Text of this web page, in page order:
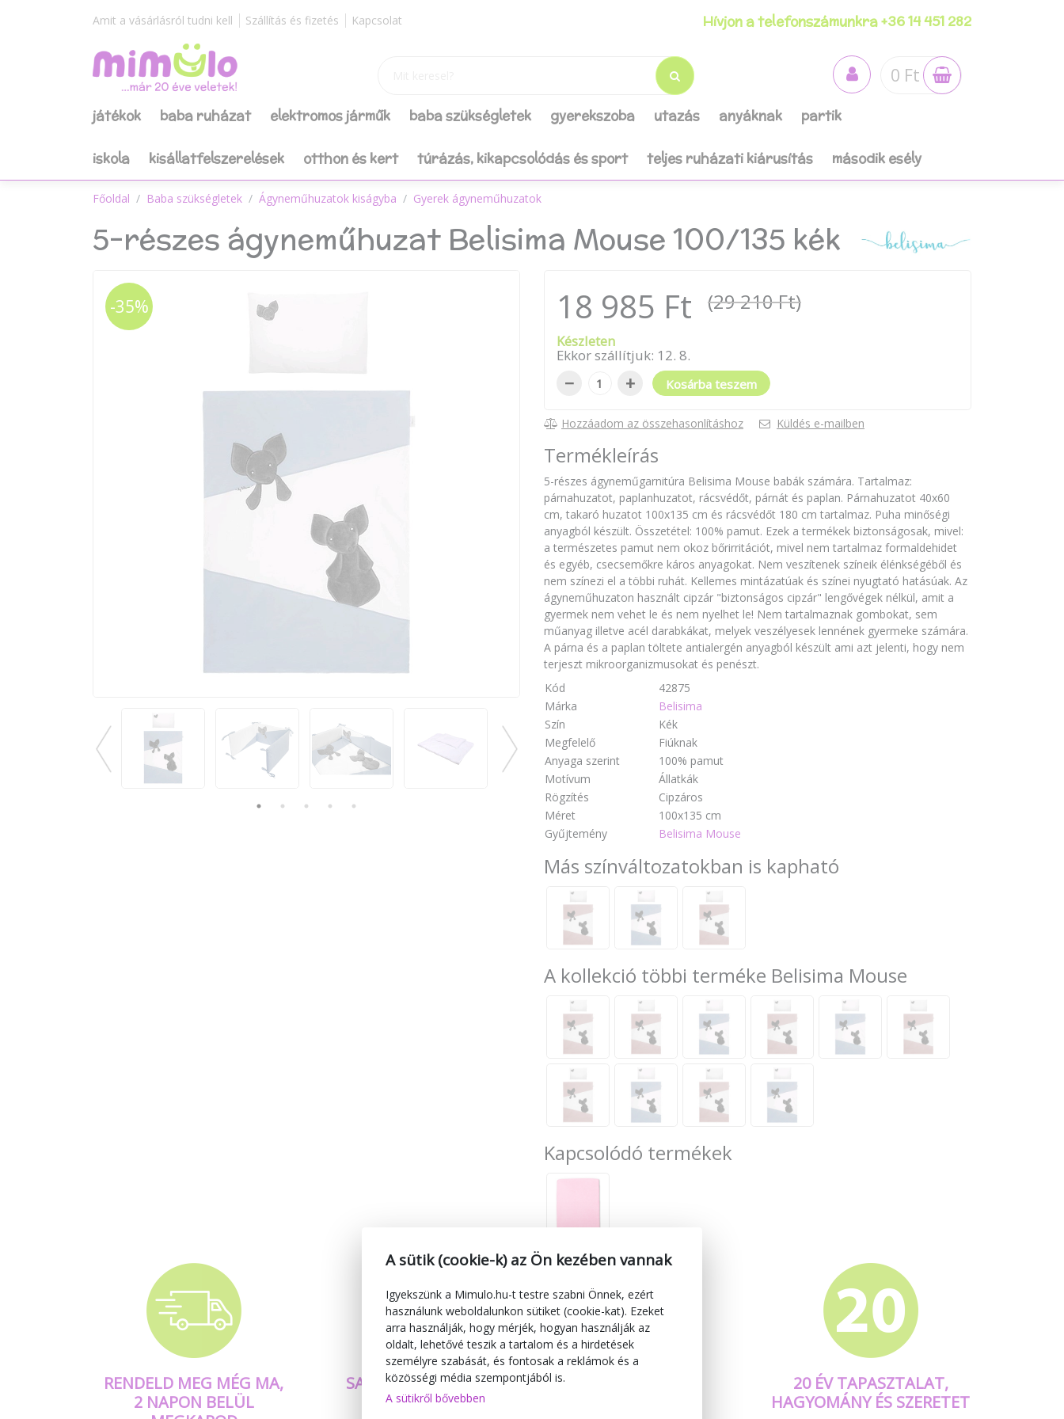
Amit a vásárlásról tudni kell Szállítás és fizetés Kapcsolat Hívjon a telefonszámunkra +36 14 451 282
0 Ft
játékok baba ruházat elektromos járműk baba szükségletek gyerekszoba utazás anyáknak partik
iskola kisállatfelszerelések otthon és kert túrázás, kikapcsolódás és sport teljes ruházati kiárusítás második esély
Főoldal Baba szükségletek Ágyneműhuzatok kiságyba Gyerek ágyneműhuzatok
5-részes ágyneműhuzat Belisima Mouse 100/135 kék
-35% 18 985 Ft (29 210 Ft)
Készleten
Ekkor szállítjuk: 12. 8.
− + Kosárba teszem
Hozzáadom az összehasonlításhoz Küldés e-mailben
Termékleírás
5-részes ágyneműgarnitúra Belisima Mouse babák számára. Tartalmaz:
párnahuzatot, paplanhuzatot, rácsvédőt, párnát és paplan. Párnahuzatot 40x60
cm, takaró huzatot 100x135 cm és rácsvédőt 180 cm tartalmaz. Puha minőségi
anyagból készült. Összetétel: 100% pamut. Ezek a termékek biztonságosak, mivel:
a természetes pamut nem okoz bőrirritációt, mivel nem tartalmaz formaldehidet
és egyéb, csecsemőkre káros anyagokat. Nem veszítenek színeik élénkségéből és
nem színezi el a többi ruhát. Kellemes mintázatúak és színei nyugtató hatásúak. Az
ágyneműhuzaton használt cipzár "biztonságos cipzár" lengővégek nélkül, amit a
gyermek nem vehet le és nem nyelhet le! Nem tartalmaznak gombokat, sem
műanyag illetve acél darabkákat, melyek veszélyesek lennének gyermeke számára.
A párna és a paplan töltete antialergén anyagból készült ami azt jelenti, hogy nem
terjeszt mikroorganizmusokat és penészt.
Kód
42875
Márka
Belisima
Szín
Kék
Megfelelő
Fiúknak
Anyaga szerint
100% pamut
Motívum
Állatkák
Rögzítés
Cipzáros
Méret
100x135 cm
Gyűjtemény
Belisima Mouse
Más színváltozatokban is kapható
A kollekció többi terméke Belisima Mouse
Kapcsolódó termékek
RENDELD MEG MÉG MA,
2 NAPON BELÜL
SAJÁT TERMÉKEKET
KÉSZÍTÜNK
20 ÉV TAPASZTALAT,
HAGYOMÁNY ÉS SZERETET
A sütik (cookie-k) az Ön kezében vannak
Igyekszünk a Mimulo.hu-t testre szabni Önnek, ezért
használunk weboldalunkon sütiket (cookie-kat). Ezeket
arra használják, hogy mérjék, hogyan használják az
oldalt, lehetővé teszik a tartalom és a hirdetések
személyre szabását, és fontosak a reklámok és a
közösségi média szempontjából is.
A sütikről bővebben